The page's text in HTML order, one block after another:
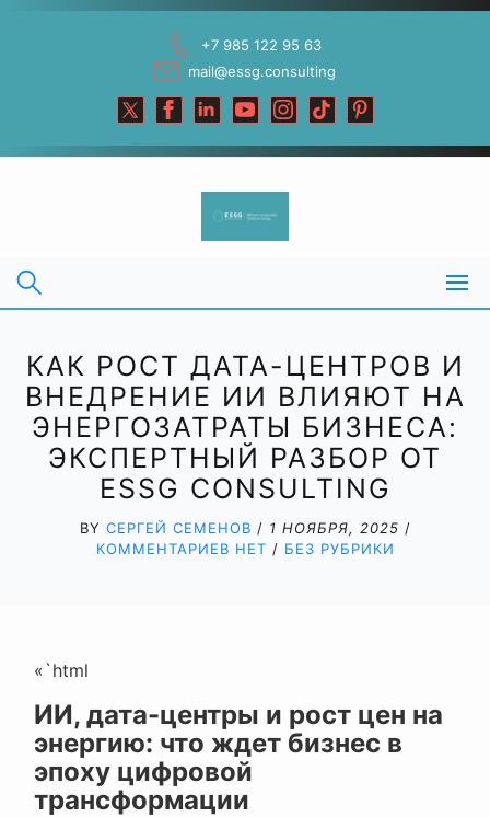
+7 985 122 95 63
mail@essg.consulting
КАК РОСТ ДАТА-ЦЕНТРОВ И
ВНЕДРЕНИЕ ИИ ВЛИЯЮТ НА
ЭНЕРГОЗАТРАТЫ БИЗНЕСА:
ЭКСПЕРТНЫЙ РАЗБОР ОТ
ESSG CONSULTING
BY СЕРГЕЙ СЕМЕНОВ / 1 НОЯБРЯ, 2025 /
КОММЕНТАРИЕВ НЕТ / БЕЗ РУБРИКИ
«`html
ИИ, дата-центры и рост цен на
энергию: что ждет бизнес в
эпоху цифровой
трансформации